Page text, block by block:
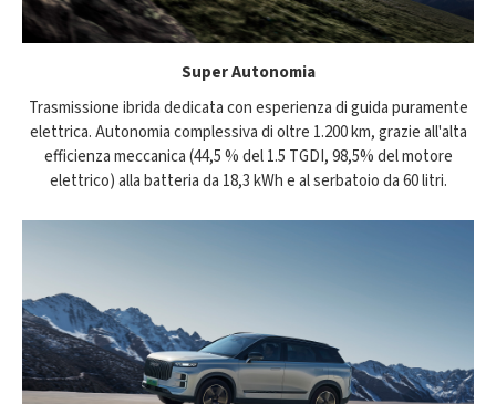
Super Autonomia
Trasmissione ibrida dedicata con esperienza di guida puramente
elettrica. Autonomia complessiva di oltre 1.200 km, grazie all'alta
efficienza meccanica (44,5 % del 1.5 TGDI, 98,5% del motore
elettrico) alla batteria da 18,3 kWh e al serbatoio da 60 litri.